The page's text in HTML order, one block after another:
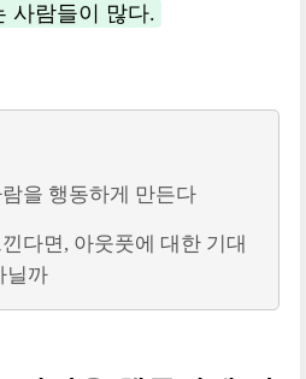
사람들이 많다.
을 행동하게 만든다
다면, 아웃풋에 대한 기대
닐까